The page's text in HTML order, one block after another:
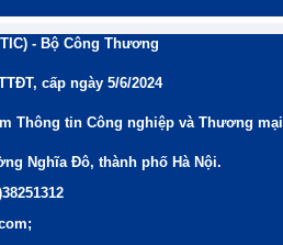
- Bộ Công Thương
cấp ngày 5/6/2024
Thông tin Công nghiệp và Thương mại
Nghĩa Đô, thành phố Hà Nội.